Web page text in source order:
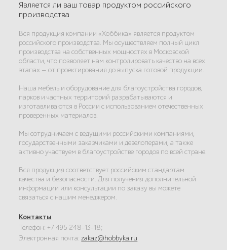
Является ли ваш товар продуктом российского
производства
Вся продукция компании «Хоббика» является продуктом
российского производства. Мы осуществляем полный цикл
производства на собственных мощностях в Московской
области, что позволяет нам контролировать качество на всех
этапах — от проектирования до выпуска готовой продукции.
Наша мебель и оборудование для благоустройства городов,
парков и частных территорий разрабатываются и
изготавливаются в России с использованием отечественных
проверенных материалов.
Мы сотрудничаем с ведущими российскими компаниями,
государственными заказчиками и девелоперами, а также
активно участвуем в благоустройстве городов по всей стране.
Вся продукция соответствует российским стандартам
качества и безопасности. Для получения дополнительной
информации или консультации по заказу вы можете
связаться с нашим менеджером.
Контакты:
Телефон: +7 495 248-13-18;
Электронная почта:zakaz@hobbyka.ru